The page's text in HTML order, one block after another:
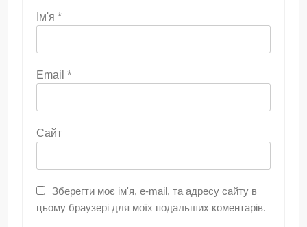
Ім'я *
Email *
Сайт
Зберегти моє ім'я, e-mail, та адресу сайту в
цьому браузері для моїх подальших коментарів.